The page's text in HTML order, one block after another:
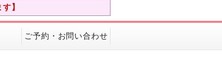
】
ご予約・お問い合わせ